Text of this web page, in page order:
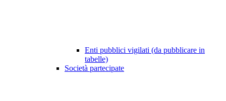
Enti pubblici vigilati (da pubblicare in
tabelle)
Società partecipate